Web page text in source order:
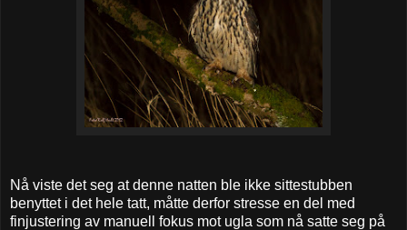
Nå viste det seg at denne natten ble ikke sittestubben
benyttet i det hele tatt, måtte derfor stresse en del med
finjustering av manuell fokus mot ugla som nå satte seg på